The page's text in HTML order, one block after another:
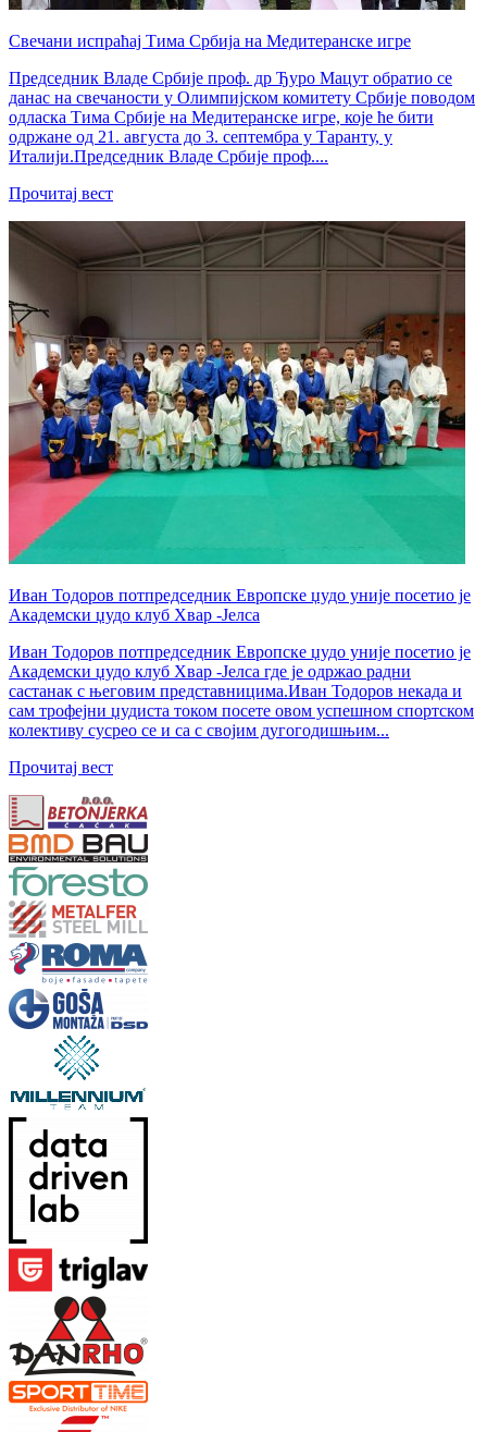
Свечани испраћај Тима Србија на Медитеранске игре
Председник Владе Србије проф. др Ђуро Мацут обратио се
данас на свечаности у Олимпијском комитету Србије поводом
одласка Тима Србије на Медитеранске игре, које ће бити
одржане од 21. августа до 3. септембра у Таранту, у
Италији.Председник Владе Србије проф....
Прочитај вест
Иван Тодоров потпредседник Европске џудо уније посетио је
Академски џудо клуб Хвар -Јелса
Иван Тодоров потпредседник Европске џудо уније посетио је
Академски џудо клуб Хвар -Јелса где је одржао радни
састанак с његовим представницима.Иван Тодоров некада и
сам трофејни џудиста током посете овом успешном спортском
колективу сусрео се и са с својим дугогодишњим...
Прочитај вест